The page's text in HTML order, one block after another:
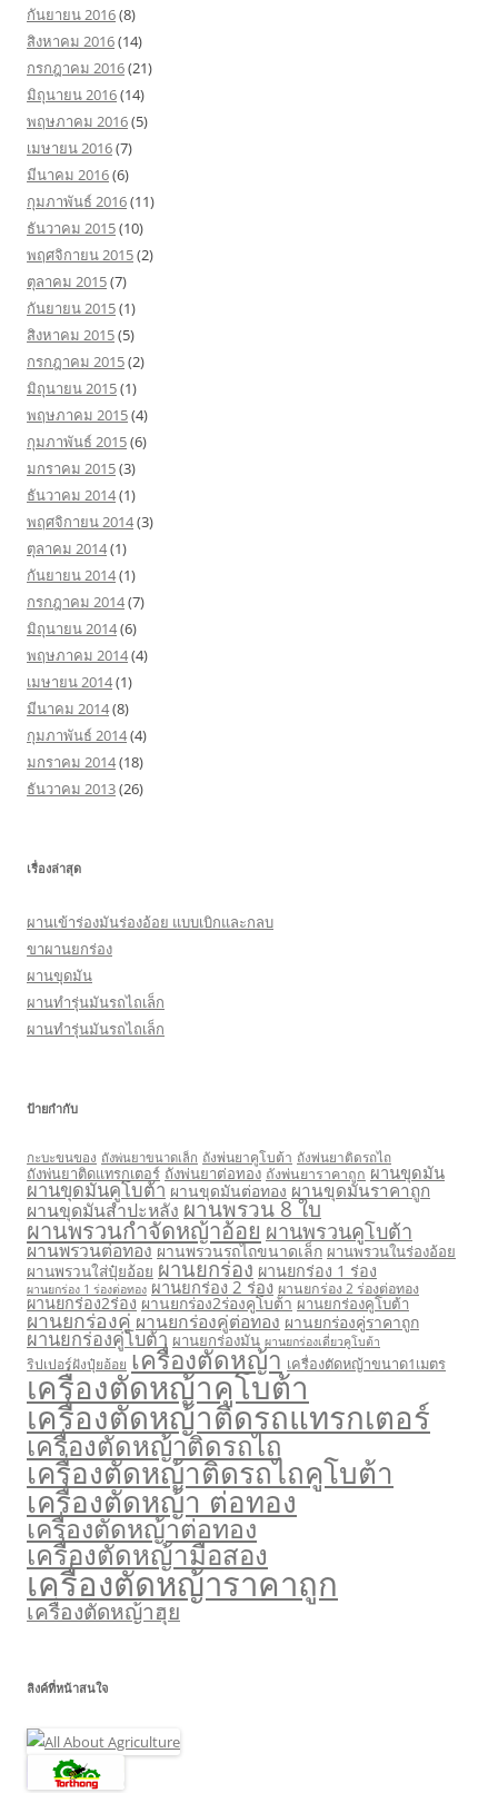
กันยายน 2016(8)
สิงหาคม 2016(14)
กรกฎาคม 2016(21)
มิถุนายน 2016(14)
พฤษภาคม 2016(5)
เมษายน 2016(7)
มีนาคม 2016(6)
กุมภาพันธ์ 2016(11)
ธันวาคม 2015(10)
พฤศจิกายน 2015(2)
ตุลาคม 2015(7)
กันยายน 2015(1)
สิงหาคม 2015(5)
กรกฎาคม 2015(2)
มิถุนายน 2015(1)
พฤษภาคม 2015(4)
กุมภาพันธ์ 2015(6)
มกราคม 2015(3)
ธันวาคม 2014(1)
พฤศจิกายน 2014(3)
ตุลาคม 2014(1)
กันยายน 2014(1)
กรกฎาคม 2014(7)
มิถุนายน 2014(6)
พฤษภาคม 2014(4)
เมษายน 2014(1)
มีนาคม 2014(8)
กุมภาพันธ์ 2014(4)
มกราคม 2014(18)
ธันวาคม 2013(26)
เรื่องล่าสุด
ผานเข้าร่องมันร่องอ้อย แบบเบิกและกลบ
ขาผานยกร่อง
ผานขุดมัน
ผานทำรุ่นมันรถไถเล็ก
ผานทำรุ่นมันรถไถเล็ก
ป้ายกำกับ
กะบะขนของ ถังพ่นยาขนาดเล็ก ถังพ่นยาคูโบต้า ถังพ่นยาติดรถไถ
ถังพ่นยาติดแทรกเตอร์ ถังพ่นยาต่อทอง ถังพ่นยาราคาถูก ผานขุดมัน
ผานขุดมันคูโบต้า ผานขุดมันต่อทอง ผานขุดมันราคาถูก
ผานขุดมันสำปะหลัง ผานพรวน 8 ใบ
ผานพรวนกำจัดหญ้าอ้อย ผานพรวนคูโบต้า
ผานพรวนต่อทอง ผานพรวนรถไถขนาดเล็ก ผานพรวนในร่องอ้อย
ผานพรวนใส่ปุ๋ยอ้อย ผานยกร่อง ผานยกร่อง 1 ร่อง
ผานยกร่อง 1 ร่องต่อทอง ผานยกร่อง 2 ร่อง ผานยกร่อง 2 ร่องต่อทอง
ผานยกร่อง2ร่อง ผานยกร่อง2ร่องคูโบต้า ผานยกร่องคูโบต้า
ผานยกร่องคู่ ผานยกร่องคู่ต่อทอง ผานยกร่องคู่ราคาถูก
ผานยกร่องคู่โบต้า ผานยกร่องมัน ผานยกร่องเดี่ยวคูโบต้า
ริปเปอร์ฝังปุ๋ยอ้อย เครื่องตัดหญ้า เครื่องตัดหญ้าขนาด1เมตร
เครื่องตัดหญ้าคูโบต้า
เครื่องตัดหญ้าติดรถแทรกเตอร์
เครื่องตัดหญ้าติดรถไถ
เครื่องตัดหญ้าติดรถไถคูโบต้า
เครื่องตัดหญ้า ต่อทอง
เครื่องตัดหญ้าต่อทอง
เครื่องตัดหญ้ามือสอง
เครื่องตัดหญ้าราคาถูก
เครื่องตัดหญ้าฮุย
ลิงค์ที่หน้าสนใจ